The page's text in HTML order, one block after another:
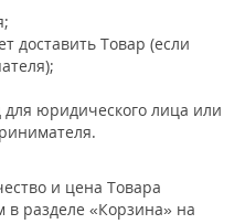
доставить Товар (если
юридического лица или
и цена Товара
разделе «Корзина» на